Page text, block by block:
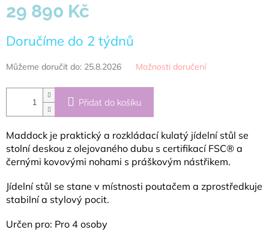
29 890 Kč
cena:
Doručíme do 2 týdnů
Můžeme doručit do: 25.8.2026 Možnosti doručení
Přidat do košíku
Maddock je praktický a rozkládací kulatý jídelní stůl se
stolní deskou z olejovaného dubu s certifikací FSC® a
černými kovovými nohami s práškovým nástřikem.
Jídelní stůl se stane v místnosti poutačem a zprostředkuje
stabilní a stylový pocit.
Určen pro: Pro 4 osoby